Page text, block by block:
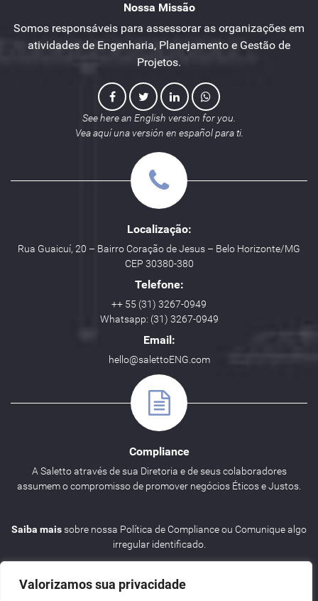
Valorizamos sua privacidade
Nossa Missão
Somos responsáveis para assessorar as organizações em
atividades de Engenharia, Planejamento e Gestão de
Projetos.
See here an English version for you.
Vea aquí una versión en español para ti.
Localização:
Rua Guaicuí, 20 – Bairro Coração de Jesus – Belo Horizonte/MG
CEP 30380-380
Telefone:
++ 55 (31) 3267-0949
Whatsapp: (31) 3267-0949
Email:
hello@salettoENG.com
Compliance
A Saletto através de sua Diretoria e de seus colaboradores
assumem o compromisso de promover negócios Éticos e Justos.
Saiba maissobre nossa Política de Compliance ou Comunique algo
irregular identificado.